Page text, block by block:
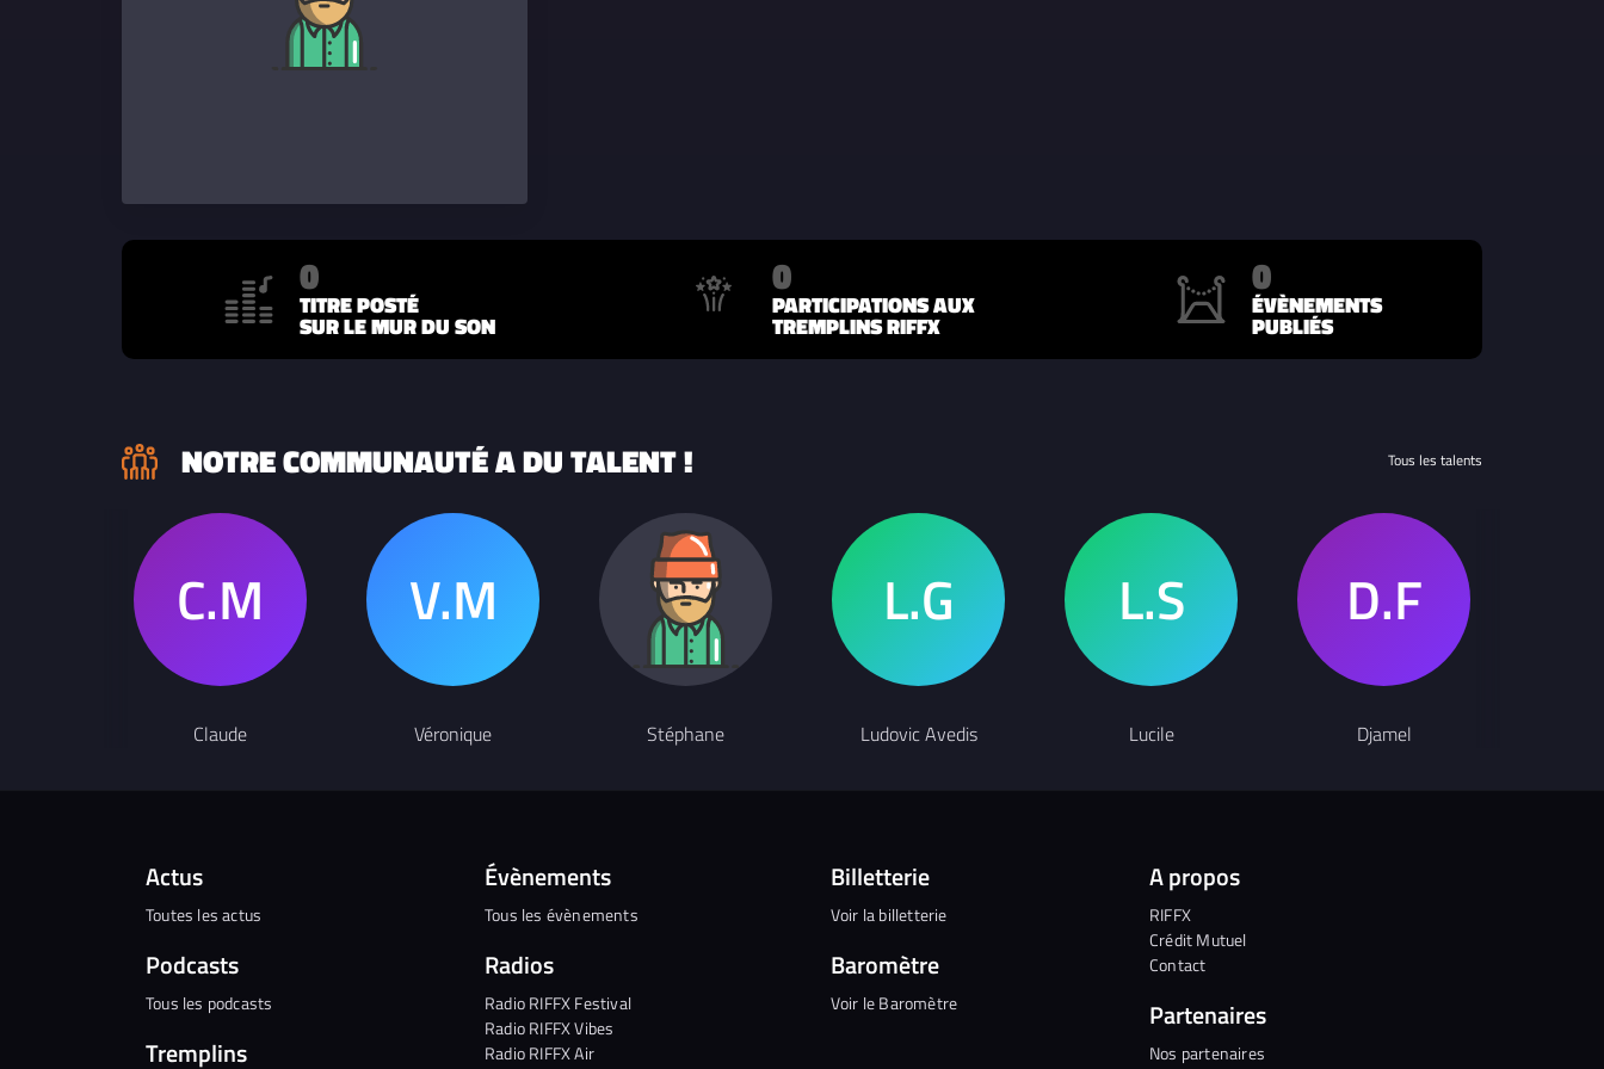
0
TITRE POSTÉ
SUR LE MUR DU SON
0
PARTICIPATIONS AUX
TREMPLINS RIFFX
0
ÉVÈNEMENTS
PUBLIÉS
NOTRE COMMUNAUTÉ A DU TALENT ! Tous les talents
Claude Véronique Stéphane Ludovic Avedis Lucile Djamel
Actus
Toutes les actus
Podcasts
Tous les podcasts
Tremplins
Évènements
Tous les évènements
Radios
Radio RIFFX Festival
Radio RIFFX Vibes
Radio RIFFX Air
Billetterie
Voir la billetterie
Baromètre
Voir le Baromètre
A propos
RIFFX
Crédit Mutuel
Contact
Partenaires
Nos partenaires